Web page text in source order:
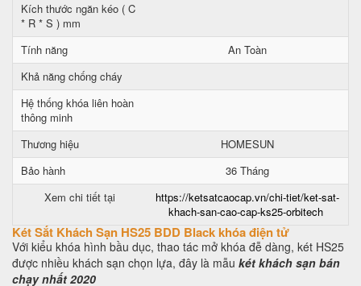
Kích thước ngăn kéo ( C
* R * S ) mm
Tính năng
An Toàn
Khả năng chống cháy
Hệ thống khóa liên hoàn
thông minh
Thương hiệu
HOMESUN
Bảo hành
36 Tháng
Xem chi tiết tại
https://ketsatcaocap.vn/chi-tiet/ket-sat-
khach-san-cao-cap-ks25-orbitech
Két Sắt Khách Sạn HS25 BDD Black khóa điện tử
Với kiểu khóa hình bầu dục, thao tác mở khóa đễ dàng, két HS25
được nhiều khách sạn chọn lựa, đây là mẫu két khách sạn bán
chạy nhất 2020